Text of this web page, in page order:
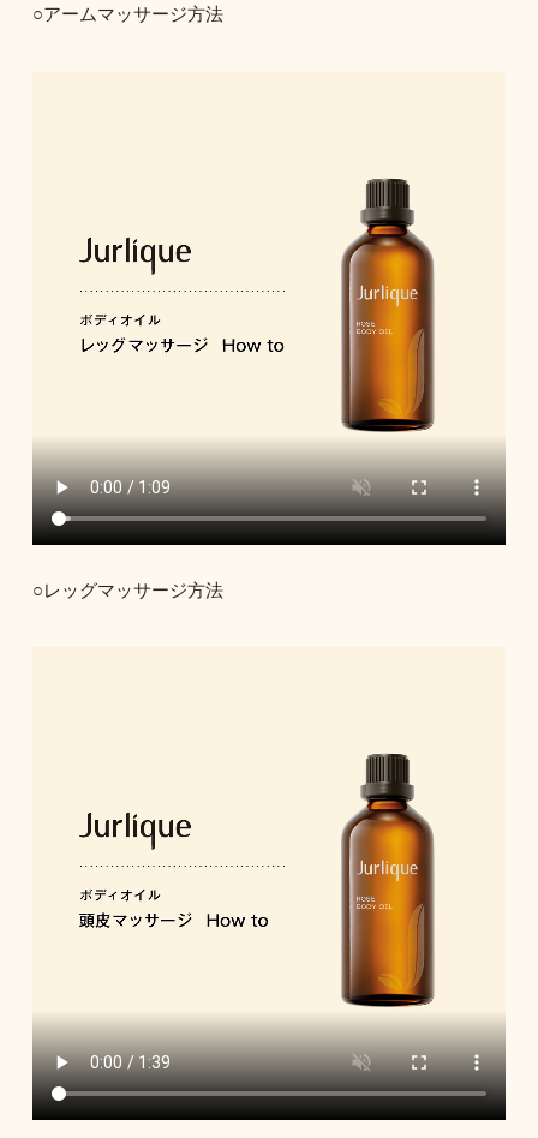
○アームマッサージ方法
○レッグマッサージ方法